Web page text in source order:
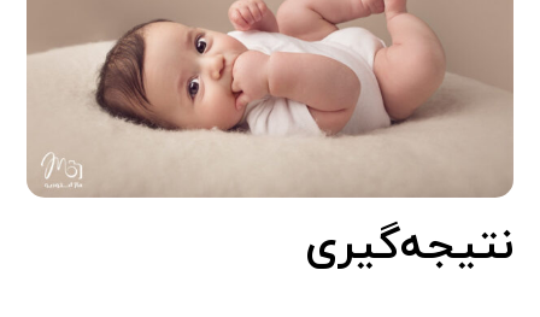
نتیجه‌گیری